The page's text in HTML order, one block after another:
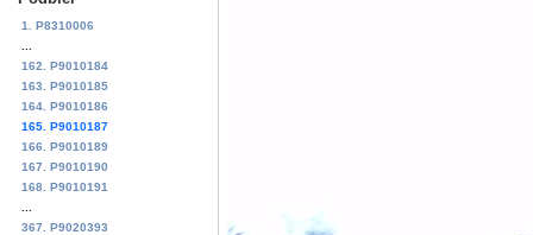
1. P8310006
162. P9010184
163. P9010185
164. P9010186
165. P9010187
166. P9010189
167. P9010190
168. P9010191
367. P9020393